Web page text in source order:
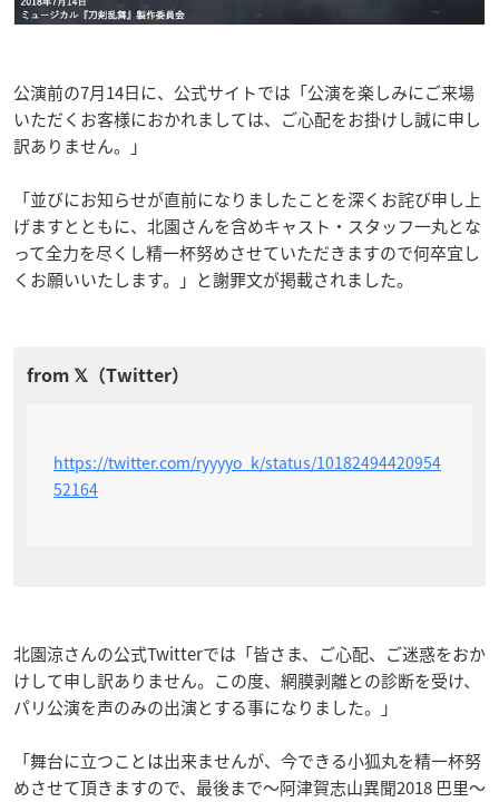
公演前の7月14日に、公式サイトでは「公演を楽しみにご来場
いただくお客様におかれましては、ご心配をお掛けし誠に申し
訳ありません。」
「並びにお知らせが直前になりましたことを深くお詫び申し上
げますとともに、北園さんを含めキャスト・スタッフ一丸とな
って全力を尽くし精一杯努めさせていただきますので何卒宜し
くお願いいたします。」と謝罪文が掲載されました。
https://twitter.com/ryyyyo_k/status/10182494420954
52164
北園涼さんの公式Twitterでは「皆さま、ご心配、ご迷惑をおか
けして申し訳ありません。この度、網膜剥離との診断を受け、
パリ公演を声のみの出演とする事になりました。」
「舞台に立つことは出来ませんが、今できる小狐丸を精一杯努
めさせて頂きますので、最後まで〜阿津賀志山異聞2018 巴里〜